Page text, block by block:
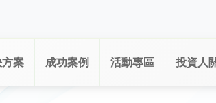
案 成功案例 活動專區 投資人